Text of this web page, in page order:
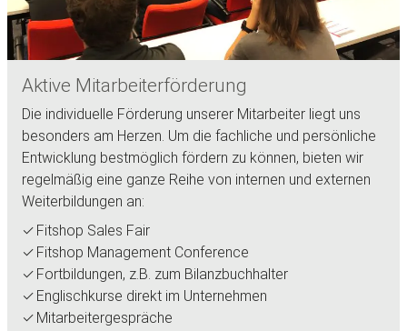
Aktive Mitarbeiterförderung
Die individuelle Förderung unserer Mitarbeiter liegt uns
besonders am Herzen. Um die fachliche und persönliche
Entwicklung bestmöglich fördern zu können, bieten wir
regelmäßig eine ganze Reihe von internen und externen
Weiterbildungen an:
Fitshop Sales Fair
Fitshop Management Conference
Fortbildungen, z.B. zum Bilanzbuchhalter
Englischkurse direkt im Unternehmen
Mitarbeitergespräche